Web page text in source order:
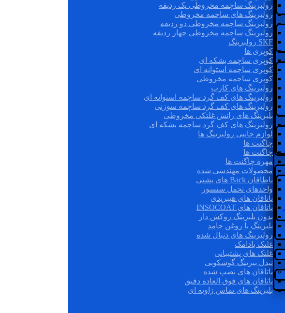
رولبرینگ ساچمه مخروطی یک ردیفه
رولبرینگ های ساچمه مخروطی
رولبرینگ ساچمه مخروطی دو ردیفه
رولبرینگ ساچمه مخروطی چهار ردیفه
SKF رولبرینگ
کوپری ها
کوپری ساچمه بشکه ای
کوپری ساچمه استوانه ای
کوپری ساچمه مخروطی
رولبرینگ های کارب
رولبرینگ های کف گرد ساچمه استوانه ای
رولبرینگ های کف گرد ساچمه سوزنی
بلبرینگ های رانش غلتکی مخروطی
رولبرینگ های کف گرد ساچمه بشکه ای
لوازم جانبی رولبرینگ ها
چاگنت ها
چاگنت ها
مهره چاگنت ها
محصولات مهندسی شده
یاطاقان Back های پشتی
واحدهای تحمل سنسور
یاتاقان های هیبریدی
یاتاقان های INSOCOAT
بدون بلبرینگ روکش دار
بلبرینگ با روغن جامد
رولبرینگ های دنبال شده
غلتک بادامک
غلتک های پشتیبانی
نیدل بیرینگ گوشکوبی
یاتاقان های نصب شده
یاتاقان های فوق العاده دقیق
بلبرینگ های تماس زاویه ای